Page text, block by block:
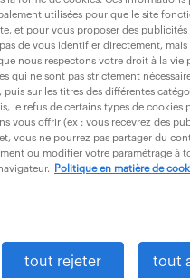
000 - 29 000 € / an
de clientèle de
d'une équipe
utilisées pour que le site
et pour vous proposer des publicités
de vous identifier directement,
nous respectons votre droit à la vie
qui ne sont pas strictement
sur les titres des différentes
le refus de certains types de cookies
vous offrir (ex : vous recevrez des
vous ne pourrez pas partager du
ou modifier votre paramétrage à
Politique en matière de
tout rejeter tout